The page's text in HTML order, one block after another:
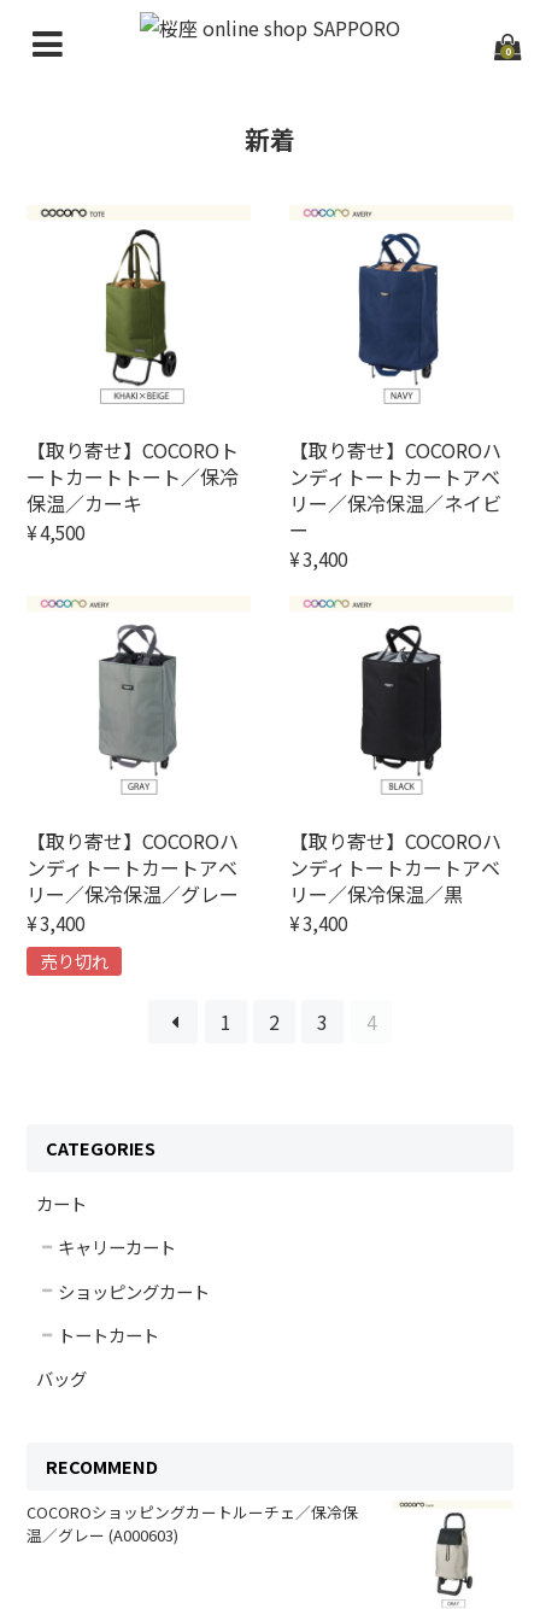
0
NEW ARRIVAL
CATEGORIES
CONTACT
新着
【取り寄せ】COCOROト
ートカートトート／保冷
保温／カーキ
¥4,500
【取り寄せ】COCOROハ
ンディトートカートアベ
リー／保冷保温／ネイビ
ー
¥3,400
【取り寄せ】COCOROハ
ンディトートカートアベ
リー／保冷保温／グレー
¥3,400
売り切れ
【取り寄せ】COCOROハ
ンディトートカートアベ
リー／保冷保温／黒
¥3,400
≪ 1 2 3 4
CATEGORIES
カート
キャリーカート
ショッピングカート
トートカート
バッグ
RECOMMEND
COCOROショッピングカートルーチェ／保冷保
温／グレー (A000603)